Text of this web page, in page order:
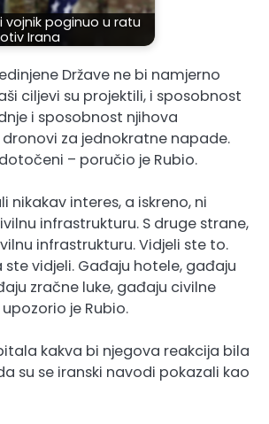
vojnik poginuo u ratu
Irana
Države ne bi namjerno
ciljevi su projektili, i sposobnost
i sposobnost njihova
dronovi za jednokratne napade.
– poručio je Rubio.
nikakav interes, a iskreno, ni
infrastrukturu. S druge strane,
infrastrukturu. Vidjeli ste to.
ste vidjeli. Gađaju hotele, gađaju
zračne luke, gađaju civilne
je Rubio.
kakva bi njegova reakcija bila
su se iranski navodi pokazali kao